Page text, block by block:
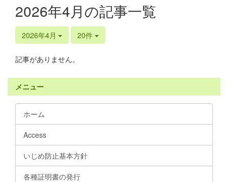
2026年4月の記事一覧
2026年4月 20件
記事がありません。
メニュー
ホーム
Access
いじめ防止基本方針
各種証明書の発行